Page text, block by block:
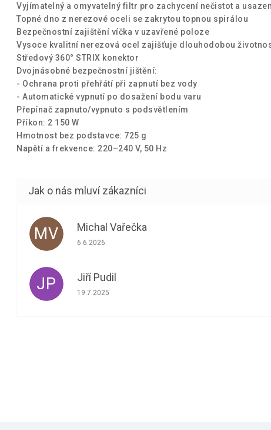
Vyjímatelný a omyvatelný filtr pro zachycení nečistot a
Topné dno z nerezové oceli se zakrytou topnou spirálou
Bezpečnostní zajištění víčka v uzavřené poloze
Vysoce kvalitní nerezová ocel zajišťuje dlouhodobou
Středový 360° STRIX konektor
Dvojnásobné bezpečnostní jištění:
- Ochrana proti přehřátí při zapnutí bez vody
- Automatické vypnutí po dosažení bodu varu
Přepínač zapnuto/vypnuto s podsvětlením
Příkon: 2 150 W
Hmotnost bez podstavce: 725 g
Napětí a frekvence: 220–240 V, 50 Hz
MV Michal Vařečka
Hodnocení obchodu je 5 z 5 hvězdiček.
6.6.2026
JP Jiří Pudil
Hodnocení obchodu je 5 z 5 hvězdiček.
19.7.2025